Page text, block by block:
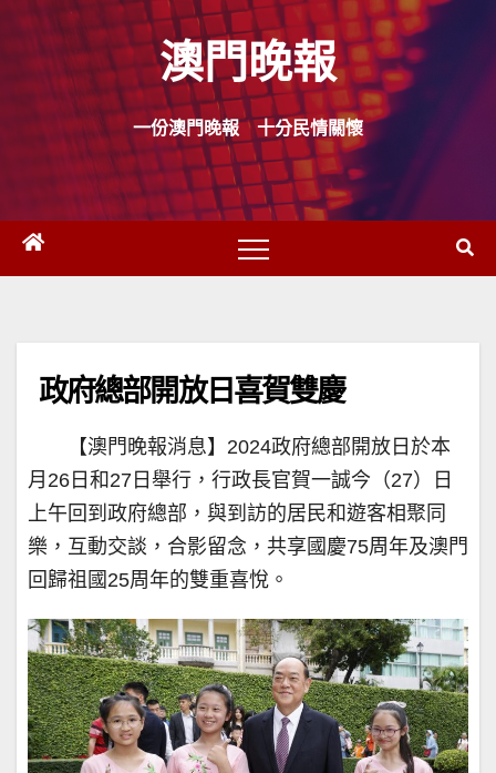
Skip
content
澳門晚報
一份澳門晚報 十分民情關懷
政府總部開放日喜賀雙慶
【澳門晚報消息】2024政府總部開放日於本
月26日和27日舉行，行政長官賀一誠今（27）日
上午回到政府總部，與到訪的居民和遊客相聚同
樂，互動交談，合影留念，共享國慶75周年及澳門
回歸祖國25周年的雙重喜悅。